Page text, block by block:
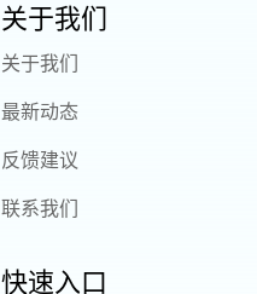
关于我们
关于我们
最新动态
反馈建议
联系我们
快速入口